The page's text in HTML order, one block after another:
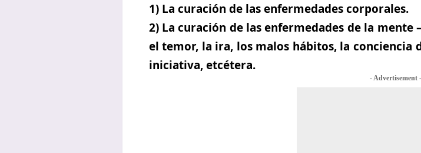
1) La curación de las enfermedades corporales.
2) La curación de las enfermedades de la mente
el temor, la ira, los malos hábitos, la conciencia
iniciativa, etcétera.
- Advertisement -